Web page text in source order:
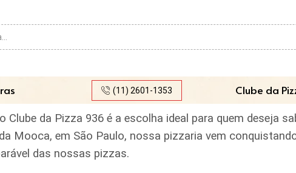
(11) 2601-1353 Clube da
Clube da Pizza 936 é a escolha ideal para quem deseja
Mooca, em São Paulo, nossa pizzaria vem
das nossas pizzas.